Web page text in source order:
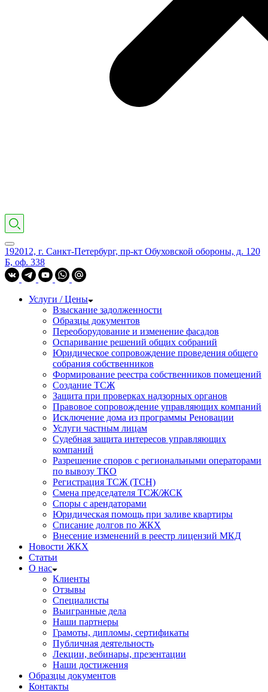
192012, г. Санкт-Петербург, пр-кт Обуховской обороны, д. 120
Б, оф. 338
Услуги / Цены
Взыскание задолженности
Образцы документов
Переоборудование и изменение фасадов
Оспаривание решений общих собраний
Юридическое сопровождение проведения общего
собрания собственников
Формирование реестра собственников помещений
Создание ТСЖ
Защита при проверках надзорных органов
Правовое сопровождение управляющих компаний
Исключение дома из программы Реновации
Услуги частным лицам
Судебная защита интересов управляющих
компаний
Разрешение споров с региональными операторами
по вывозу ТКО
Регистрация ТСЖ (ТСН)
Смена председателя ТСЖ/ЖСК
Споры с арендаторами
Юридическая помощь при заливе квартиры
Списание долгов по ЖКХ
Внесение изменений в реестр лицензий МКД
Новости ЖКХ
Статьи
О нас
Клиенты
Отзывы
Специалисты
Выигранные дела
Наши партнеры
Грамоты, дипломы, сертификаты
Публичная деятельность
Лекции, вебинары, презентации
Наши достижения
Образцы документов
Контакты